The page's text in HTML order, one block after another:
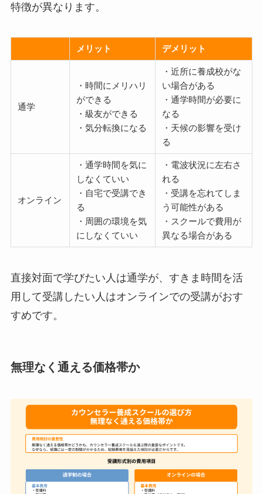
特徴が異なります。
メリット デメリット
通学
・時間にメリハリ
ができる
・級友ができる
・気分転換になる
・近所に養成校がな
い場合がある
・通学時間が必要に
なる
・天候の影響を受け
る
オンライン
・通学時間を気に
しなくていい
・自宅で受講でき
る
・周囲の環境を気
にしなくていい
・電波状況に左右さ
れる
・受講を忘れてしま
う可能性がある
・スクールで費用が
異なる場合がある
直接対面で学びたい人は通学が、すきま時間を活
用して受講したい人はオンラインでの受講がおす
すめです。
無理なく通える価格帯か